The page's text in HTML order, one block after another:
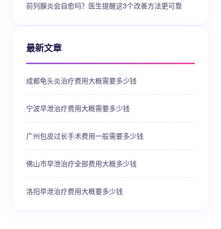
前列腺炎会自愈吗？医生提醒这3个改善方法更可靠
最新文章
成都龟头炎治疗费用大概需要多少钱
宁波早泄治疗费用大概需要多少钱
广州包皮过长手术费用一般需要多少钱
佛山市早泄治疗全部费用大概多少钱
洛阳早泄治疗费用大概要多少钱